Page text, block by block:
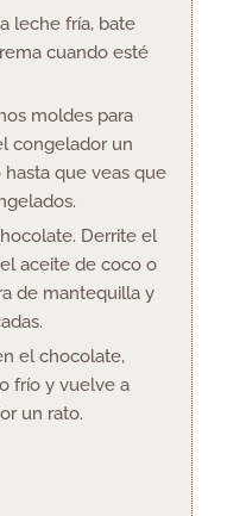
leche fría, bate
cuando esté
moldes para
congelador un
que veas que
Derrite el
aceite de coco o
de mantequilla y
el chocolate,
frío y vuelve a
un rato.